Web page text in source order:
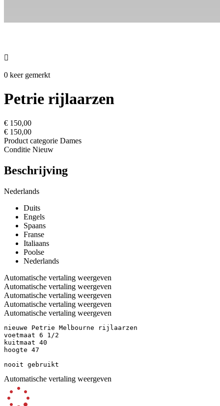

0 keer gemerkt
Petrie rijlaarzen
€ 150,00
€ 150,00
Product categorie Dames
Conditie Nieuw
Beschrijving
Nederlands
Duits
Engels
Spaans
Franse
Italiaans
Poolse
Nederlands
Automatische vertaling weergeven
Automatische vertaling weergeven
Automatische vertaling weergeven
Automatische vertaling weergeven
Automatische vertaling weergeven
nieuwe Petrie Melbourne rijlaarzen
voetmaat 6 1/2
kuitmaat 40
hoogte 47
nooit gebruikt
Automatische vertaling weergeven